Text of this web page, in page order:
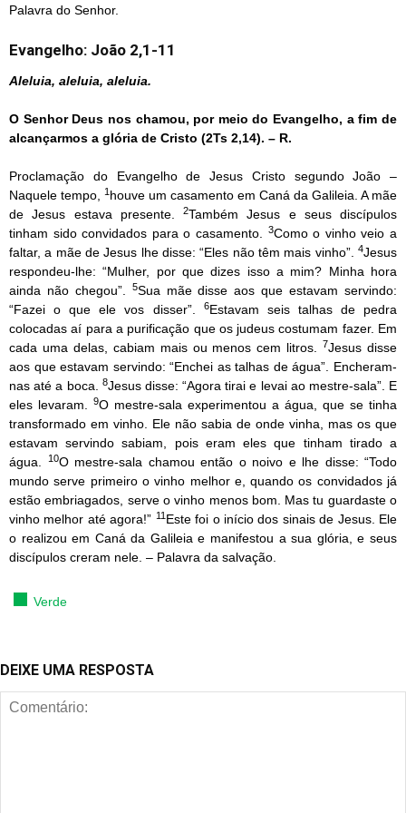
Palavra do Senhor.
Evangelho: João 2,1-11
Aleluia, aleluia, aleluia.
O Senhor Deus nos chamou, por meio do Evangelho, a fim de
alcançarmos a glória de Cristo (2Ts 2,14). – R.
Proclamação do Evangelho de Jesus Cristo segundo João –
Naquele tempo,
1 houve um casamento em Caná da Galileia. A mãe
de Jesus estava presente.
2Também Jesus e seus discípulos
tinham sido convidados para o casamento.
3Como o vinho veio a
faltar, a mãe de Jesus lhe disse: “Eles não têm mais vinho”.
4Jesus
respondeu-lhe: “Mulher, por que dizes isso a mim? Minha hora
ainda não chegou”.
5Sua mãe disse aos que estavam servindo:
“Fazei o que ele vos disser”.
6Estavam seis talhas de pedra
colocadas aí para a purificação que os judeus costumam fazer. Em
cada uma delas, cabiam mais ou menos cem litros.
7Jesus disse
aos que estavam servindo: “Enchei as talhas de água”. Encheram-
nas até a boca.
8Jesus disse: “Agora tirai e levai ao mestre-sala”. E
eles levaram.
9O mestre-sala experimentou a água, que se tinha
transformado em vinho. Ele não sabia de onde vinha, mas os que
estavam servindo sabiam, pois eram eles que tinham tirado a
água.
10O mestre-sala chamou então o noivo e lhe disse: “Todo
mundo serve primeiro o vinho melhor e, quando os convidados já
estão embriagados, serve o vinho menos bom. Mas tu guardaste o
vinho melhor até agora!” 11Este foi o início dos sinais de Jesus. Ele
o realizou em Caná da Galileia e manifestou a sua glória, e seus
discípulos creram nele. – Palavra da salvação.
Verde
DEIXE UMA RESPOSTA